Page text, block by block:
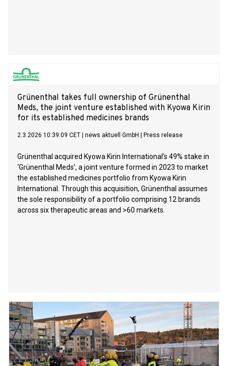
Grünenthal takes full ownership of Grünenthal
Meds, the joint venture established with Kyowa Kirin
for its established medicines brands
2.3.2026 10:39:09 CET news aktuell GmbH Press release
Grünenthal acquired Kyowa Kirin International’s 49% stake in
‘Grünenthal Meds’, a joint venture formed in 2023 to market
the established medicines portfolio from Kyowa Kirin
International. Through this acquisition, Grünenthal assumes
the sole responsibility of a portfolio comprising 12 brands
across six therapeutic areas and >60 markets.